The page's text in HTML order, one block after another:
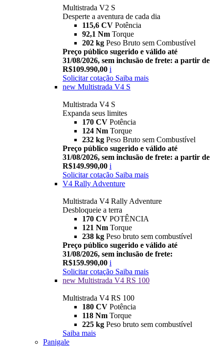
Multistrada V2 S
Desperte a aventura de cada dia
115,6 CV Potência
92,1 Nm Torque
202 kg Peso Bruto sem Combustível
Preço público sugerido e válido até
31/08/2026, sem inclusão de frete: a partir de
R$109.990,00 i
Solicitar cotação Saiba mais
new Multistrada V4 S
Multistrada V4 S
Expanda seus limites
170 CV Potência
124 Nm Torque
232 kg Peso Bruto sem Combustível
Preço público sugerido e válido até
31/08/2026, sem inclusão de frete: a partir de
R$149.990,00 i
Solicitar cotação Saiba mais
V4 Rally Adventure
Multistrada V4 Rally Adventure
Desbloqueie a terra
170 CV POTÊNCIA
121 Nm Torque
238 kg Peso bruto sem combustível
Preço público sugerido e válido até
31/08/2026, sem inclusão de frete:
R$159.990,00 i
Solicitar cotação Saiba mais
new Multistrada V4 RS 100
Multistrada V4 RS 100
180 CV Potência
118 Nm Torque
225 kg Peso bruto sem combustível
Saiba mais
Panigale